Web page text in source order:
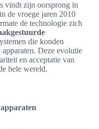
vindt zijn oorsprong in
de vroege jaren 2010
de technologie zich
die konden
Deze evolutie
en acceptatie van
hele wereld.